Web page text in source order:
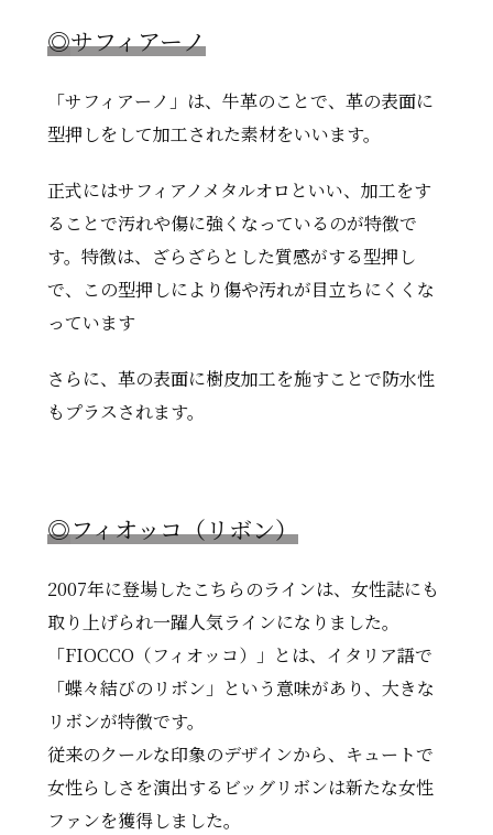
◎サフィアーノ
「サフィアーノ」は、牛革のことで、革の表面に
型押しをして加工された素材をいいます。
正式にはサフィアノメタルオロといい、加工をす
ることで汚れや傷に強くなっているのが特徴で
す。特徴は、ざらざらとした質感がする型押し
で、この型押しにより傷や汚れが目立ちにくくな
っています
さらに、革の表面に樹皮加工を施すことで防水性
もプラスされます。
◎フィオッコ（リボン）
2007年に登場したこちらのラインは、女性誌にも
取り上げられ一躍人気ラインになりました。
「FIOCCO（フィオッコ）」とは、イタリア語で
「蝶々結びのリボン」という意味があり、大きな
リボンが特徴です。
従来のクールな印象のデザインから、キュートで
女性らしさを演出するビッグリボンは新たな女性
ファンを獲得しました。